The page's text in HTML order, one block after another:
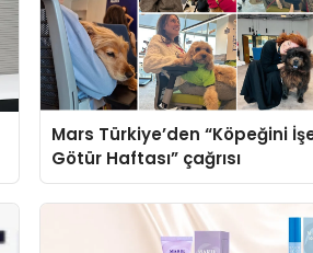
Mars Türkiye’den “Köpeğini
Götür Haftası” çağrısı